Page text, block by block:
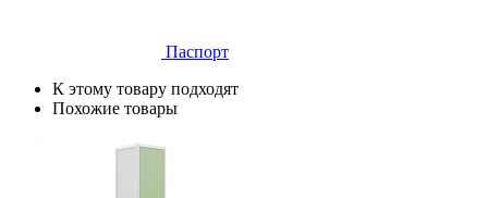
Паспорт
К этому товару подходят
Похожие товары